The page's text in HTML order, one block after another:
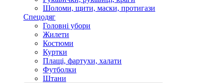
Шоломи, щити, маски, протигази
Спецодяг
Головні убори
Жилети
Костюми
Куртки
Плащі, фартухи, халати
Футболки
Штани